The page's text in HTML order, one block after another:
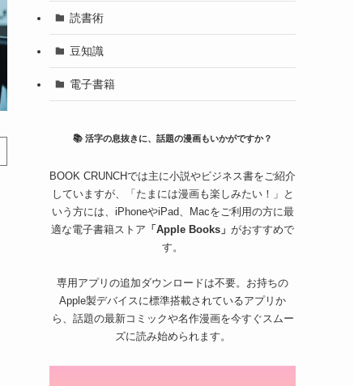
読書術
豆知識
電子書籍
📚 活字の息抜きに、話題の漫画もいかがですか？
BOOK CRUNCHでは主に小説やビジネス書をご紹介
していますが、「たまには漫画も楽しみたい！」と
いう方には、iPhoneやiPad、Macをご利用の方に最
適な電子書籍ストア 「Apple Books」 がおすすめで
す。
専用アプリの追加ダウンロードは不要。お持ちの
Apple製デバイスに標準搭載されているアプリか
ら、話題の最新コミックや名作漫画を今すぐスムー
ズに読み始められます。